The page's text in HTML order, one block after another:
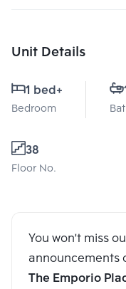
Unit Details
1 bed+
Bedroom
38
Floor No.
You won't miss
announcements
The Emporio